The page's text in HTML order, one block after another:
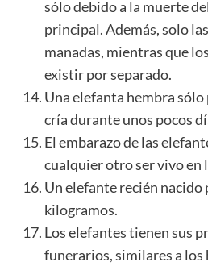
sólo debido a la muerte
principal. Además, solo
manadas, mientras que
existir por separado.
Una elefanta hembra
cría durante unos pocos
El embarazo de las
cualquier otro ser vivo en
Un elefante recién nacido
kilogramos.
Los elefantes tienen sus
funerarios, similares a los